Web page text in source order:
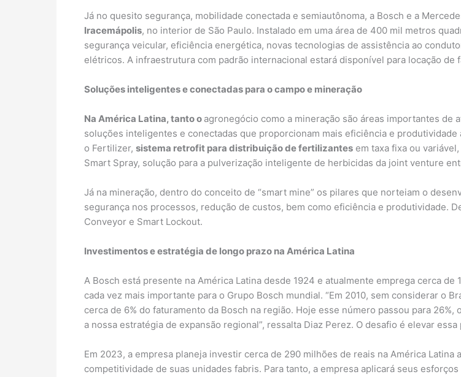
Já no quesito segurança, mobilidade conectada e semiautônoma, a Bosch e a
Iracemápolis, no interior de São Paulo. Instalado em uma área de 400 mil metros
segurança veicular, eficiência energética, novas tecnologias de assistência ao
elétricos. A infraestrutura com padrão internacional estará disponível para locação
Soluções inteligentes e conectadas para o campo e mineração
Na América Latina, tanto o agronegócio como a mineração são áreas importantes de
soluções inteligentes e conectadas que proporcionam mais eficiência e
o Fertilizer, sistema retrofit para distribuição de fertilizantes em taxa fixa ou
Smart Spray, solução para a pulverização inteligente de herbicidas da joint venture
Já na mineração, dentro do conceito de “smart mine” os pilares que norteiam o
segurança nos processos, redução de custos, bem como eficiência e produtividade.
Conveyor e Smart Lockout.
Investimentos e estratégia de longo prazo na América Latina
A Bosch está presente na América Latina desde 1924 e atualmente emprega cerca
cada vez mais importante para o Grupo Bosch mundial. “Em 2010, sem considerar o
cerca de 6% do faturamento da Bosch na região. Hoje esse número passou para
a nossa estratégia de expansão regional”, ressalta Diaz Perez. O desafio é elevar
Em 2023, a empresa planeja investir cerca de 290 milhões de reais na América
competitividade de suas unidades fabris. Para tanto, a empresa aplicará seus